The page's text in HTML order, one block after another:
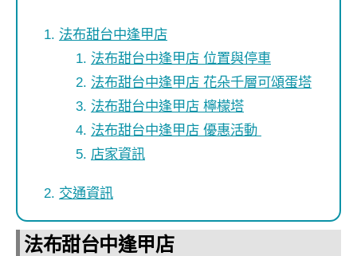
法布甜台中逢甲店
法布甜台中逢甲店 位置與停車
法布甜台中逢甲店 花朵千層可頌蛋塔
法布甜台中逢甲店 檸檬塔
法布甜台中逢甲店 優惠活動
店家資訊
交通資訊
法布甜台中逢甲店